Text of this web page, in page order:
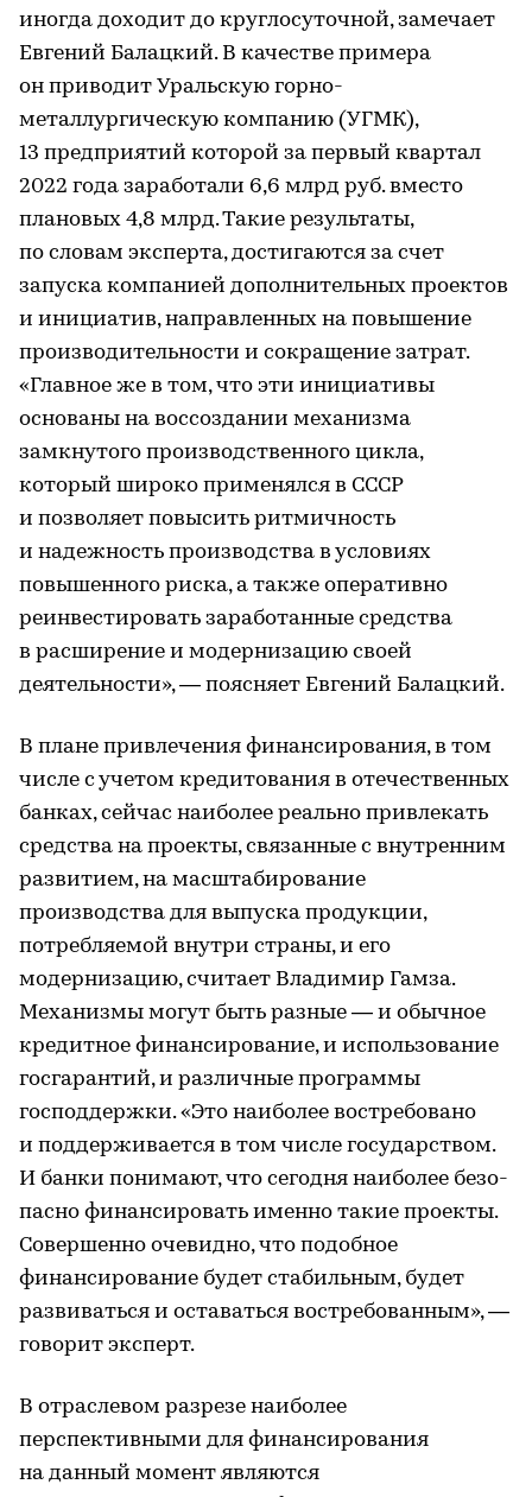
иногда доходит до круглосуточной, замечает
Евгений Балацкий. В качестве примера
он приводит Уральскую горно-
металлургическую компанию (УГМК),
13 предприятий которой за первый квартал
2022 года заработали 6,6 млрд руб. вместо
плановых 4,8 млрд. Такие результаты,
по словам эксперта, достигаются за счет
запуска компанией дополнительных проектов
и инициатив, направленных на повышение
производительности и сокращение затрат.
«Главное же в том, что эти инициативы
основаны на воссоздании механизма
замкнутого производственного цикла,
который широко применялся в СССР
и позволяет повысить ритмичность
и надежность производства в условиях
повышенного риска, а также оперативно
реинвестировать заработанные средства
в расширение и модернизацию своей
деятельности», — поясняет Евгений Балацкий.
В плане привлечения финансирования, в том
числе с учетом кредитования в отечественных
банках, сейчас наиболее реально привлекать
средства на проекты, связанные с внутренним
развитием, на масштабирование
производства для выпуска продукции,
потребляемой внутри страны, и его
модернизацию, считает Владимир Гамза.
Механизмы могут быть разные — и обычное
кредитное финансирование, и использование
госгарантий, и различные программы
господдержки. «Это наиболее востребовано
и поддерживается в том числе государством.
И банки понимают, что сегодня наиболее безо-
пасно финансировать именно такие проекты.
Совершенно очевидно, что подобное
финансирование будет стабильным, будет
развиваться и оставаться востребованным», —
говорит эксперт.
В отраслевом разрезе наиболее
перспективными для финансирования
на данный момент являются